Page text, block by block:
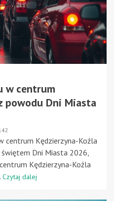
w centrum
powodu Dni Miasta
centrum Kędzierzyna-Koźla
Dni Miasta 2026,
Kędzierzyna-Koźla
Czytaj dalej